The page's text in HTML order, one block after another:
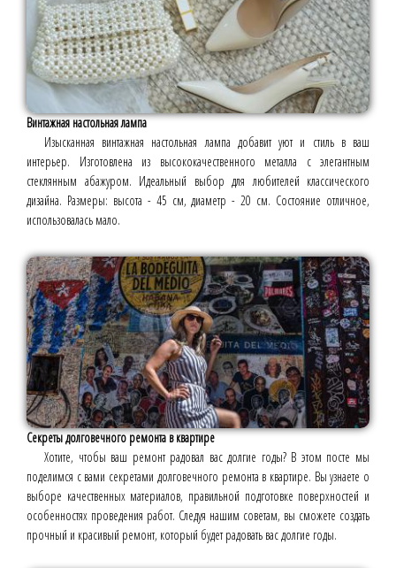
Винтажная настольная лампа
Изысканная винтажная настольная лампа добавит уют и стиль в ваш
интерьер. Изготовлена из высококачественного металла с элегантным
стеклянным абажуром. Идеальный выбор для любителей классического
дизайна. Размеры: высота - 45 см, диаметр - 20 см. Состояние отличное,
использовалась мало.
Секреты долговечного ремонта в квартире
Хотите, чтобы ваш ремонт радовал вас долгие годы? В этом посте мы
поделимся с вами секретами долговечного ремонта в квартире. Вы узнаете о
выборе качественных материалов, правильной подготовке поверхностей и
особенностях проведения работ. Следуя нашим советам, вы сможете создать
прочный и красивый ремонт, который будет радовать вас долгие годы.